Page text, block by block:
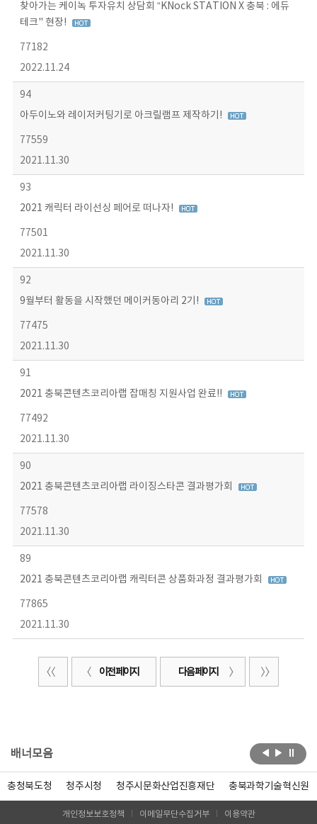
찾아가는 케이녹 투자유치 상담회 “KNock STATION X 충북 : 에듀
테크" 현장!
77182
2022.11.24
94
아두이노와 레이저커팅기로 아크릴램프 제작하기!
77559
2021.11.30
93
2021 캐릭터 라이선싱 페어로 떠나자!
77501
2021.11.30
92
9월부터 활동을 시작했던 메이커동아리 2기!
77475
2021.11.30
91
2021 충북콘텐츠코리아랩 잡매칭 지원사업 완료!!
77492
2021.11.30
90
2021 충북콘텐츠코리아랩 라이징스타콘 결과평가회
77578
2021.11.30
89
2021 충북콘텐츠코리아랩 캐릭터콘 상품화과정 결과평가회
77865
2021.11.30
이전 페이지 다음 페이지
배너모음
충청북도청 청주시청 청주시문화산업진흥재단 충북과학기술혁신원
개인정보보호정책 이메일무단수집거부 이용약관